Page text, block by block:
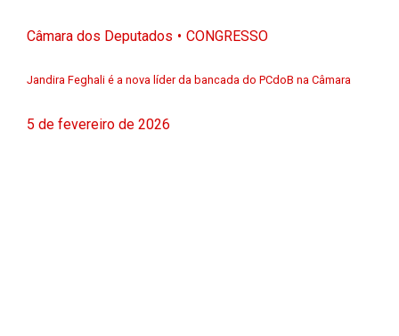
Câmara dos Deputados CONGRESSO
Jandira Feghali é a nova líder da bancada do PCdoB na Câmara
5 de fevereiro de 2026